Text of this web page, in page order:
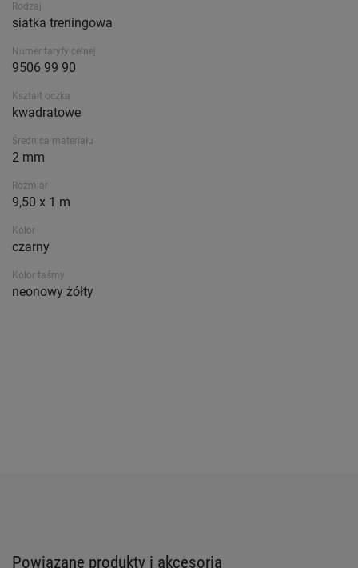
Rodzaj
siatka treningowa
Numer taryfy celnej
9506 99 90
Kształt oczka
kwadratowe
Średnica materiału
2 mm
Rozmiar
9,50 x 1 m
Kolor
czarny
Kolor taśmy
neonowy żółty
Powiązane produkty i akcesoria